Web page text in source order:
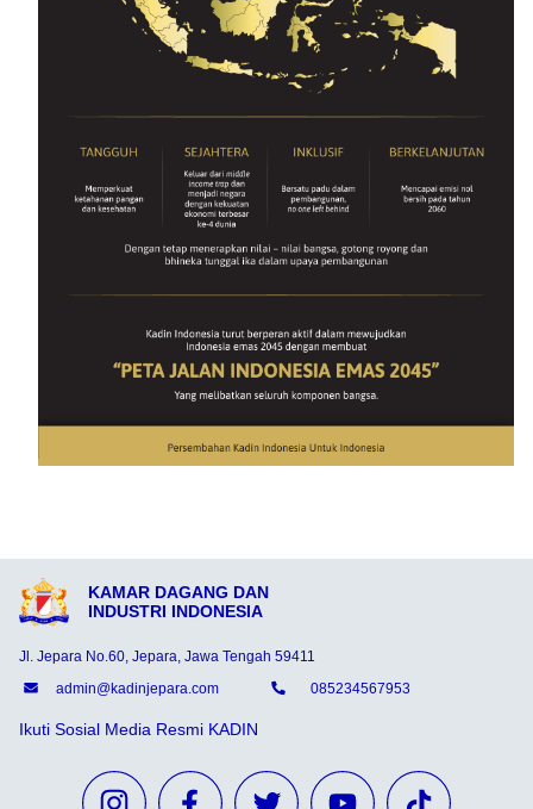
KAMAR DAGANG DAN
INDUSTRI INDONESIA
Jl. Jepara No.60, Jepara, Jawa Tengah 59411
admin@kadinjepara.com
085234567953
Ikuti Sosial Media Resmi KADIN